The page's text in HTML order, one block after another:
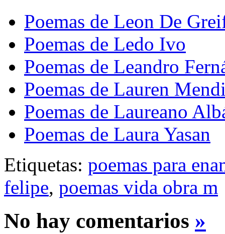
Poemas de Leon De
Poemas de Ledo Ivo
Poemas de Leandro
Poemas de Lauren
Poemas de Laureano
Poemas de Laura Yasan
Etiquetas: poemas para
felipe, poemas vida obra m
No hay comentarios »